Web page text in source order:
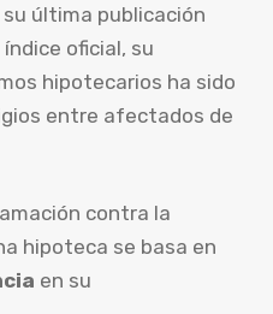
última publicación
oficial, su
hipotecarios ha sido
entre afectados de
contra la
hipoteca se basa en
en su